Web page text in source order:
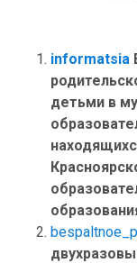
informatsia
детьми в